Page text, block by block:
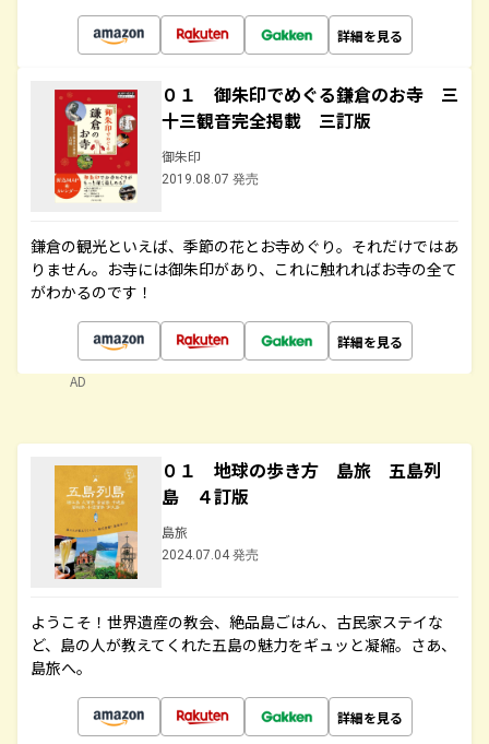
詳細を見る
０１ 御朱印でめぐる鎌倉のお寺 三
十三観音完全掲載 三訂版
御朱印
2019.08.07 発売
鎌倉の観光といえば、季節の花とお寺めぐり。それだけではあ
りません。お寺には御朱印があり、これに触れればお寺の全て
がわかるのです！
詳細を見る
AD
０１ 地球の歩き方 島旅 五島列
島 ４訂版
島旅
2024.07.04 発売
ようこそ！世界遺産の教会、絶品島ごはん、古民家ステイな
ど、島の人が教えてくれた五島の魅力をギュッと凝縮。さあ、
島旅へ。
詳細を見る